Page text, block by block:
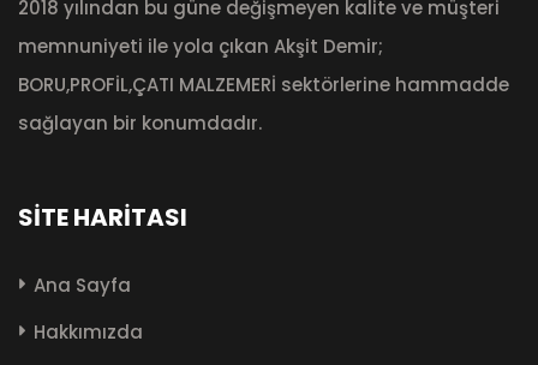
2018 yılından bu güne değişmeyen kalite ve müşteri
memnuniyeti ile yola çıkan Akşit Demir;
BORU,PROFİL,ÇATI MALZEMERİ sektörlerine hammadde
sağlayan bir konumdadır.
SITE HARITASI
Ana Sayfa
Hakkımızda